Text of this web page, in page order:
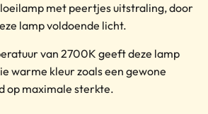
met peertjes uitstraling, door
lamp voldoende licht.
van 2700K geeft deze lamp
warme kleur zoals een gewone
op maximale sterkte.